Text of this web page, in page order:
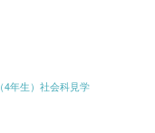
（4年生）社会科見学